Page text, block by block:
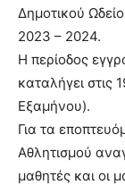
Δημοτικού
2023 – 2024.
Η περίοδος
καταλήγει στις
Εξαμήνου).
Για τα
Αθλητισμού
μαθητές και οι